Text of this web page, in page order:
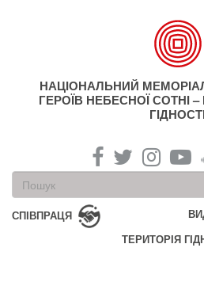
НАЦІОНАЛЬНИЙ
ГЕРОЇВ НЕБЕСНОЇ СОТНІ
Пошукова
форма
Пошук
СПІВПРАЦЯ
ТЕРИТОРІЯ